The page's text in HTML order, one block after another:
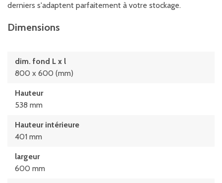
derniers s'adaptent parfaitement à votre stockage.
Dimensions
dim. fond L x l
800 x 600 (mm)
Hauteur
538 mm
Hauteur intérieure
401 mm
largeur
600 mm